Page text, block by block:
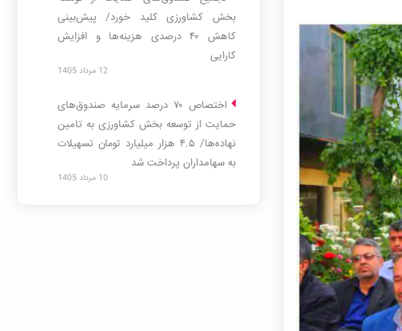
بخش کشاورزی کلید خورد/ پیش‌بینی
کاهش ۴۰ درصدی هزینه‌ها و افزایش
کارایی
12 مرداد 1405
اختصاص ۷۰ درصد سرمایه صندوق‌های
حمایت از توسعه بخش کشاورزی به تامین
نهاده‌ها/ ۴.۵ هزار میلیارد تومان تسهیلات
به سهامداران پرداخت شد
10 مرداد 1405